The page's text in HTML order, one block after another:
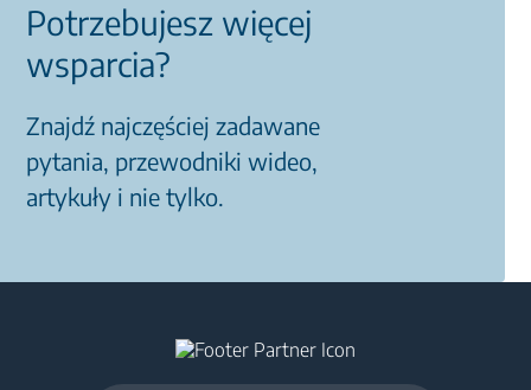
Potrzebujesz więcej
wsparcia?
Znajdź najczęściej zadawane
pytania, przewodniki wideo,
artykuły i nie tylko.